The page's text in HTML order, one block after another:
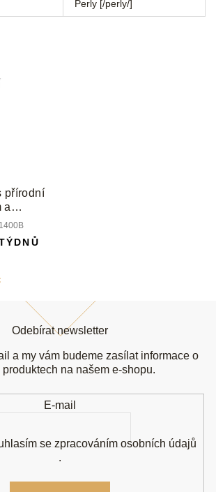
Perly [/perly/]
přírodní
a
Odebírat newsletter
a my vám budeme zasílat informace o
produktech na našem e-shopu.
E-mail
se zpracováním osobních údajů
.